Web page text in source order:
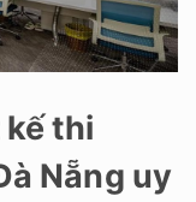
thi
Nẵng uy